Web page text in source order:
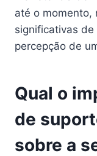
até o momento,
significativas de
percepção de
Qual o
de
sobre a